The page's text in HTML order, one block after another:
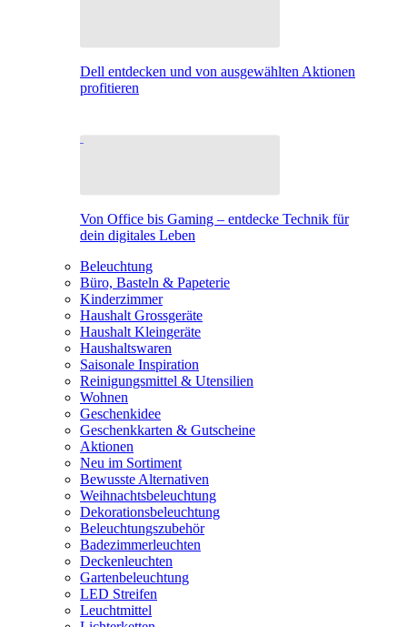
Dell entdecken und von ausgewählten Aktionen
profitieren
Von Office bis Gaming – entdecke Technik für
dein digitales Leben
Beleuchtung
Büro, Basteln & Papeterie
Kinderzimmer
Haushalt Grossgeräte
Haushalt Kleingeräte
Haushaltswaren
Saisonale Inspiration
Reinigungsmittel & Utensilien
Wohnen
Geschenkidee
Geschenkkarten & Gutscheine
Aktionen
Neu im Sortiment
Bewusste Alternativen
Weihnachtsbeleuchtung
Dekorationsbeleuchtung
Beleuchtungszubehör
Badezimmerleuchten
Deckenleuchten
Gartenbeleuchtung
LED Streifen
Leuchtmittel